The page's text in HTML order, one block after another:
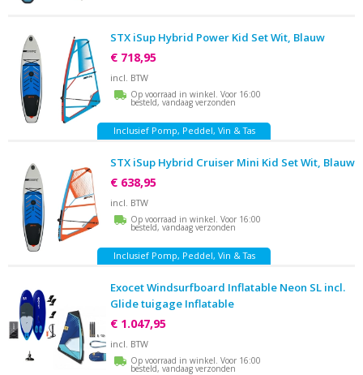
STX iSup Hybrid Power Kid Set Wit, Blauw
€ 718,95
incl. BTW
Op voorraad in winkel. Voor 16:00
besteld, vandaag verzonden
Inclusief Pomp, Peddel, Vin & Tas
STX iSup Hybrid Cruiser Mini Kid Set Wit, Blauw
€ 638,95
incl. BTW
Op voorraad in winkel. Voor 16:00
besteld, vandaag verzonden
Inclusief Pomp, Peddel, Vin & Tas
Exocet Windsurfboard Inflatable Neon SL incl.
Glide tuigage Inflatable
€ 1.047,95
incl. BTW
Op voorraad in winkel. Voor 16:00
besteld, vandaag verzonden